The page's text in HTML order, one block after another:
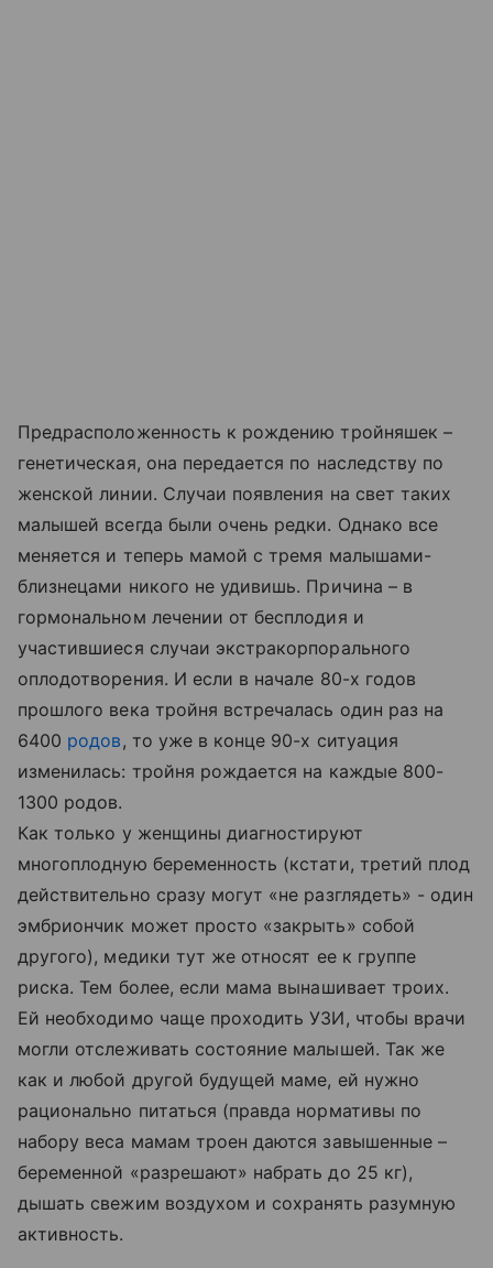
Предрасположенность к рождению тройняшек –
генетическая, она передается по наследству по
женской линии. Случаи появления на свет таких
малышей всегда были очень редки. Однако все
меняется и теперь мамой с тремя малышами-
близнецами никого не удивишь. Причина – в
гормональном лечении от бесплодия и
участившиеся случаи экстракорпорального
оплодотворения. И если в начале 80-х годов
прошлого века тройня встречалась один раз на
6400 родов, то уже в конце 90-х ситуация
изменилась: тройня рождается на каждые 800-
1300 родов.
Как только у женщины диагностируют
многоплодную беременность (кстати, третий плод
действительно сразу могут «не разглядеть» - один
эмбриончик может просто «закрыть» собой
другого), медики тут же относят ее к группе
риска. Тем более, если мама вынашивает троих.
Ей необходимо чаще проходить УЗИ, чтобы врачи
могли отслеживать состояние малышей. Так же
как и любой другой будущей маме, ей нужно
рационально питаться (правда нормативы по
набору веса мамам троен даются завышенные –
беременной «разрешают» набрать до 25 кг),
дышать свежим воздухом и сохранять разумную
активность.